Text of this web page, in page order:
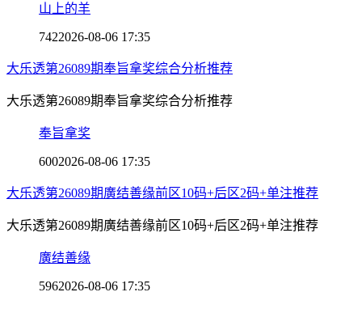
山上的羊
7422026-08-06 17:35
大乐透第26089期奉旨拿奖综合分析推荐
大乐透第26089期奉旨拿奖综合分析推荐
奉旨拿奖
6002026-08-06 17:35
大乐透第26089期廣结善缘前区10码+后区2码+单注推荐
大乐透第26089期廣结善缘前区10码+后区2码+单注推荐
廣结善缘
5962026-08-06 17:35